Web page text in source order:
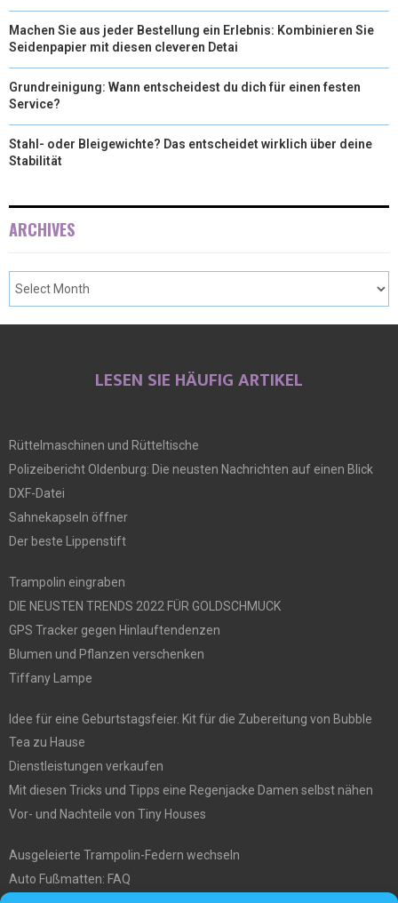
Machen Sie aus jeder Bestellung ein Erlebnis: Kombinieren Sie
Seidenpapier mit diesen cleveren Detai
Grundreinigung: Wann entscheidest du dich für einen festen
Service?
Stahl- oder Bleigewichte? Das entscheidet wirklich über deine
Stabilität
ARCHIVES
LESEN SIE HÄUFIG ARTIKEL
Rüttelmaschinen und Rütteltische
Polizeibericht Oldenburg: Die neusten Nachrichten auf einen Blick
DXF-Datei
Sahnekapseln öffner
Der beste Lippenstift
Trampolin eingraben
DIE NEUSTEN TRENDS 2022 FÜR GOLDSCHMUCK
GPS Tracker gegen Hinlauftendenzen
Blumen und Pflanzen verschenken
Tiffany Lampe
Idee für eine Geburtstagsfeier. Kit für die Zubereitung von Bubble
Tea zu Hause
Dienstleistungen verkaufen
Mit diesen Tricks und Tipps eine Regenjacke Damen selbst nähen
Vor- und Nachteile von Tiny Houses
Ausgeleierte Trampolin-Federn wechseln
Auto Fußmatten: FAQ